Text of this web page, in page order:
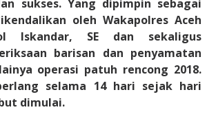
sukses. Yang dipimpin sebagai
oleh Wakapolres Aceh
Iskandar, SE dan sekaligus
barisan dan penyamatan
operasi patuh rencong 2018.
selama 14 hari sejak hari
dimulai.